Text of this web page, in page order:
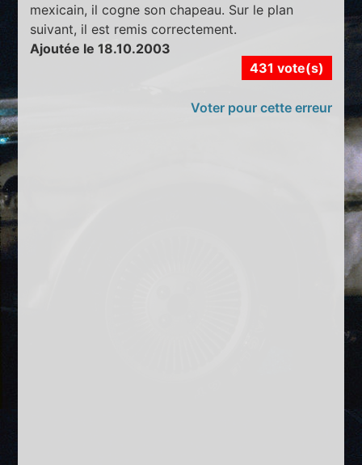
mexicain, il cogne son chapeau. Sur le plan
suivant, il est remis correctement.
Ajoutée le 18.10.2003
431 vote(s)
Voter pour cette erreur